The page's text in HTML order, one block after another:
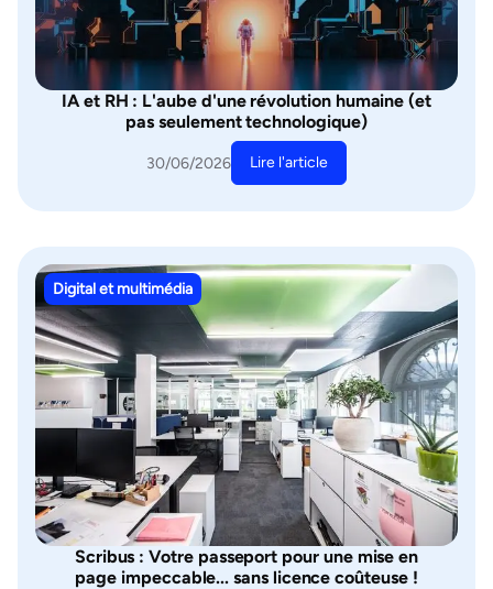
IA et RH : L'aube d'une révolution humaine (et
pas seulement technologique)
30/06/2026 Lire l'article
Digital et multimédia
Scribus : Votre passeport pour une mise en
page impeccable... sans licence coûteuse !